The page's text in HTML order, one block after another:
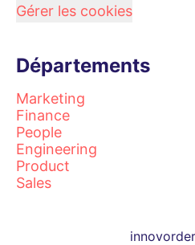
Gérer les cookies
Départements
Marketing
Finance
People
Engineering
Product
Sales